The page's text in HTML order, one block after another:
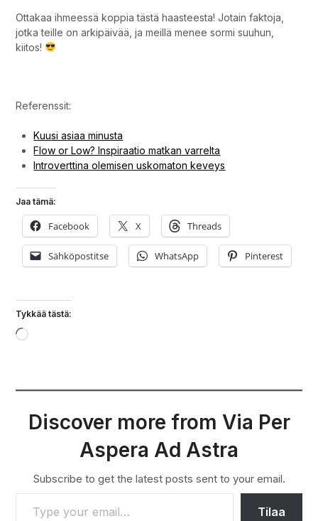
Ottakaa ihmeessä koppia tästä haasteesta! Jotain faktoja,
jotka teille on arkipäivää, ja meillä menee sormi suuhun,
kiitos!
Referenssit:
Kuusi asiaa minusta
Flow or Low? Inspiraatio matkan varrelta
Introverttina olemisen uskomaton keveys
Jaa tämä:
Facebook X Threads
Sähköpostitse WhatsApp Pinterest
Tykkää tästä:
Loading…
Discover more from Via Per
Aspera Ad Astra
Subscribe to get the latest posts sent to your email.
TYPE YOUR EMAIL…
Tilaa